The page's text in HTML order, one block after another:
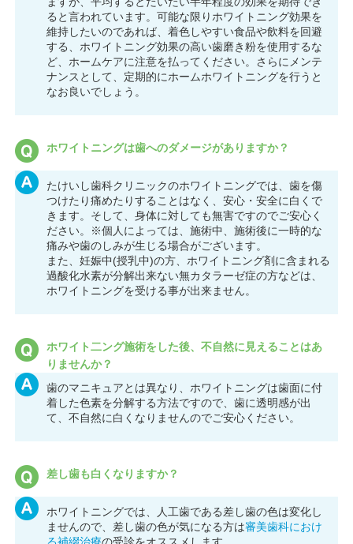
ると言われています。可能な限りホワイトニング効果を
維持したいのであれば、着色しやすい食品や飲料を回避
する、ホワイトニング効果の高い歯磨き粉を使用するな
ど、ホームケアに注意を払ってください。さらにメンテ
ナンスとして、定期的にホームホワイトニングを行うと
なお良いでしょう。
ホワイトニングは歯へのダメージがありますか？
たけいし歯科クリニックのホワイトニングでは、歯を傷
つけたり痛めたりすることはなく、安心・安全に白くで
きます。そして、身体に対しても無害ですのでご安心く
ださい。※個人によっては、施術中、施術後に一時的な
痛みや歯のしみが生じる場合がございます。
また、妊娠中(授乳中)の方、ホワイトニング剤に含まれる
過酸化水素が分解出来ない無カタラーゼ症の方などは、
ホワイトニングを受ける事が出来ません。
ホワイト二ング施術をした後、不自然に見えることはあ
りませんか？
歯のマニキュアとは異なり、ホワイトニングは歯面に付
着した色素を分解する方法ですので、歯に透明感が出
て、不自然に白くなりませんのでご安心ください。
差し歯も白くなりますか？
ホワイトニングでは、人工歯である差し歯の色は変化し
ませんので、差し歯の色が気になる方は審美歯科におけ